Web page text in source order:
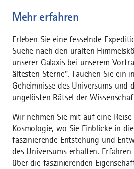
Mehr erfahren
Erleben Sie eine fesselnde
Suche nach den uralten
unserer Galaxis bei unserem
ältesten Sterne". Tauchen Sie ein
Geheimnisse des Universums und
ungelösten Rätsel der
Wir nehmen Sie mit auf eine
Kosmologie, wo Sie Einblicke in die
faszinierende Entstehung und
des Universums erhalten. Erfahren
über die faszinierenden